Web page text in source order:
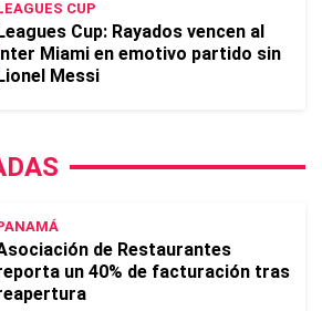
CUP
Cup: Rayados vencen al
Miami en emotivo partido sin
Messi
de Restaurantes
un 40% de facturación tras